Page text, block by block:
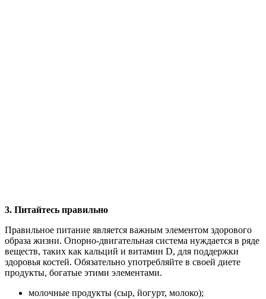
3. Питайтесь правильно
Правильное питание является важным элементом здорового
образа жизни. Опорно-двигательная система нуждается в ряде
веществ, таких как кальций и витамин D, для поддержки
здоровья костей. Обязательно употребляйте в своей диете
продукты, богатые этими элементами.
молочные продукты (сыр, йогурт, молоко);